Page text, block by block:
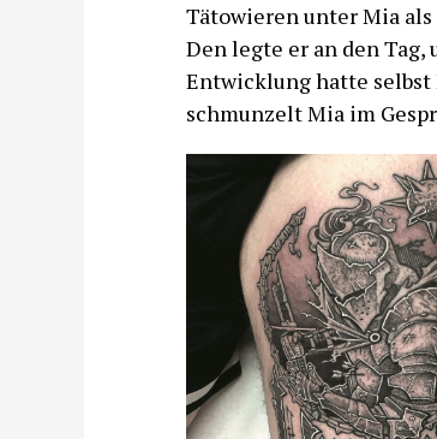
Tätowieren unter Mia
Den legte er an den
Entwicklung hatte selbst
schmunzelt Mia im